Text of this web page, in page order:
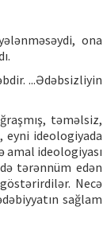
ona
...Ədəbsizliyin
təməlsiz,
eyni ideologiyada
amal ideologiyası
tərənnüm edən
Necə
sağlam